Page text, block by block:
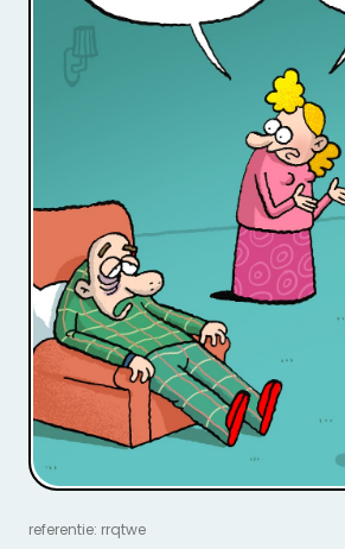
referentie: rrqtwe